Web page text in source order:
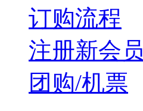
订购流程
注册新会员
团购/机票